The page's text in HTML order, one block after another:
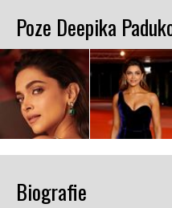
Poze Deepika
Biografie